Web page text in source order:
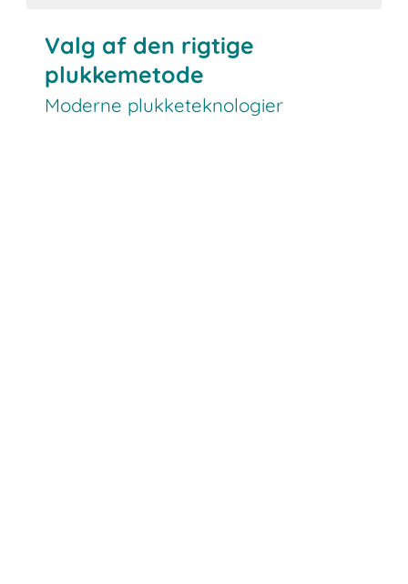
Valg af den rigtige
plukkemetode
Moderne plukketeknologier